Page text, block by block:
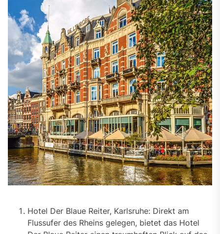
Hotel Der Blaue Reiter, Karlsruhe: Direkt am
Flussufer des Rheins gelegen, bietet das Hotel